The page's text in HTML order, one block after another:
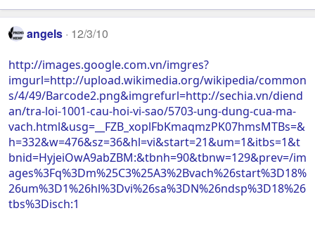
angels 12/3/10
http://images.google.com.vn/imgres?
imgurl=http://upload.wikimedia.org/wikipedia/common
s/4/49/Barcode2.png&imgrefurl=http://sechia.vn/diend
an/tra-loi-1001-cau-hoi-vi-sao/5703-ung-dung-cua-ma-
vach.html&usg=__FZB_xoplFbKmaqmzPK07hmsMTBs=&
h=332&w=476&sz=36&hl=vi&start=21&um=1&itbs=1&t
bnid=HyjeiOwA9abZBM:&tbnh=90&tbnw=129&prev=/im
ages%3Fq%3Dm%25C3%25A3%2Bvach%26start%3D18%
26um%3D1%26hl%3Dvi%26sa%3DN%26ndsp%3D18%26
tbs%3Disch:1